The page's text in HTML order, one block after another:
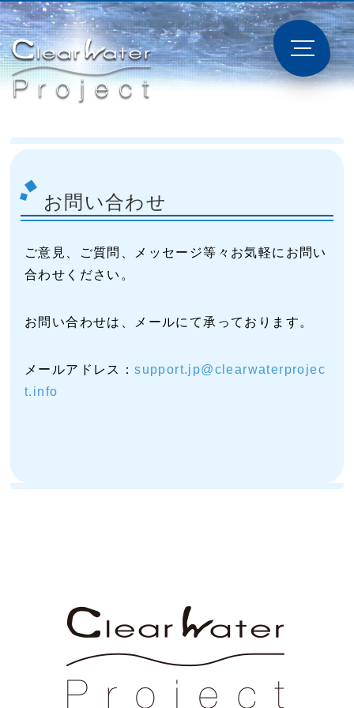
お問い合わせ
ご意見、ご質問、メッセージ等々お気軽にお問い
合わせください。
お問い合わせは、メールにて承っております。
メールアドレス：support.jp@clearwaterprojec
t.info